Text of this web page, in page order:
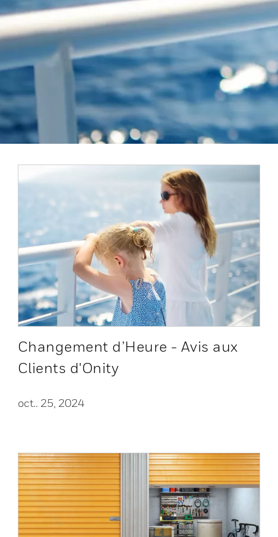
Changement d’Heure - Avis aux
Clients d'Onity
oct.. 25, 2024